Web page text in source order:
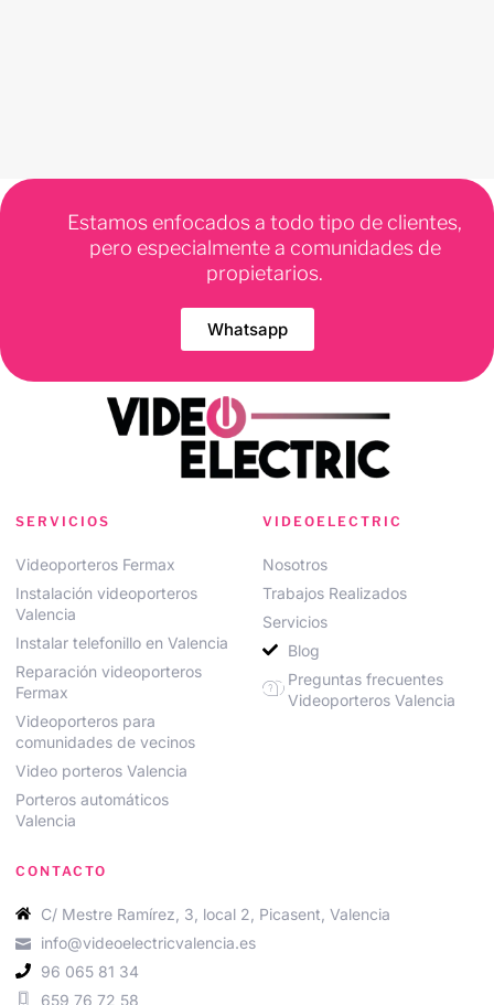
Estamos enfocados a todo tipo de clientes,
pero especialmente a comunidades de
propietarios.
Whatsapp
SERVICIOS
Videoporteros Fermax
Instalación videoporteros
Valencia
Instalar telefonillo en Valencia
Reparación videoporteros
Fermax
Videoporteros para
comunidades de vecinos
Video porteros Valencia
Porteros automáticos
Valencia
VIDEOELECTRIC
Nosotros
Trabajos Realizados
Servicios
Blog
Preguntas frecuentes
Videoporteros Valencia
CONTACTO
C/ Mestre Ramírez, 3, local 2, Picasent, Valencia
info@videoelectricvalencia.es
96 065 81 34
659 76 72 58